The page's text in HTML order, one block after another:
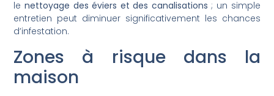
le nettoyage des éviers et des canalisations ; un simple
entretien peut diminuer significativement les chances
d’infestation.
Zones à risque dans la
maison